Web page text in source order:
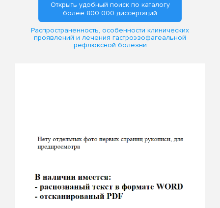
Открыть удобный поиск по каталогу
более 800 000 диссертаций
Распространенность, особенности клинических
проявлений и лечения гастроэзофагеальной
рефлюксной болезни